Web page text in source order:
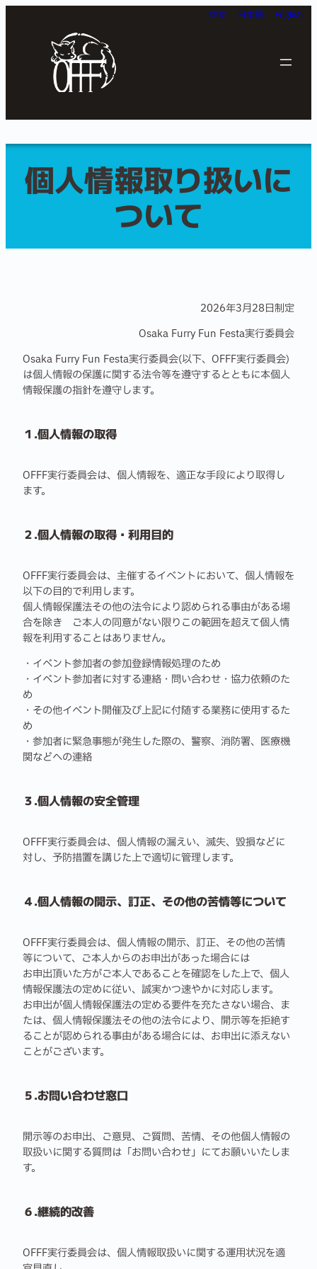
English
日本語
中文
個人情報取り扱いに
ついて
2026年3月28日制定
Osaka Furry Fun Festa実行委員会
​Osaka Furry Fun Festa実行委員会(以下、OFFF実行委員会)
は個人情報の保護に関する法令等を遵守するとともに本個人
情報保護の指針を遵守します。
１.個人情報の取得
OFFF実行委員会は、個人情報を、適正な手段により取得し
ます。
２.個人情報の取得・利用目的
OFFF実行委員会は、主催するイベントにおいて、個人情報を
以下の目的で利用します。
個人情報保護法その他の法令により認められる事由がある場
合を除き ご本人の同意がない限りこの範囲を超えて個人情
報を利用することはありません。
・イベント参加者の参加登録情報処理のため
・イベント参加者に対する連絡・問い合わせ・協力依頼のた
め
・その他イベント開催及び上記に付随する業務に使用するた
め
・参加者に緊急事態が発生した際の、警察、消防署、医療機
関などへの連絡
３.個人情報の安全管理
OFFF実行委員会は、個人情報の漏えい、滅失、毀損などに
対し、予防措置を講じた上で適切に管理します。
４.個人情報の開示、訂正、その他の苦情等について
OFFF実行委員会は、個人情報の開示、訂正、その他の苦情
等について、ご本人からのお申出があった場合には
お申出頂いた方がご本人であることを確認をした上で、個人
情報保護法の定めに従い、誠実かつ速やかに対応します。
お申出が個人情報保護法の定める要件を充たさない場合、ま
たは、個人情報保護法その他の法令により、開示等を拒絶す
ることが認められる事由がある場合には、お申出に添えない
ことがございます。
５.お問い合わせ窓口
開示等のお申出、ご意見、ご質問、苦情、その他個人情報の
取扱いに関する質問は「お問い合わせ」にてお願いいたしま
す。
６.継続的改善
OFFF実行委員会は、個人情報取扱いに関する運用状況を適